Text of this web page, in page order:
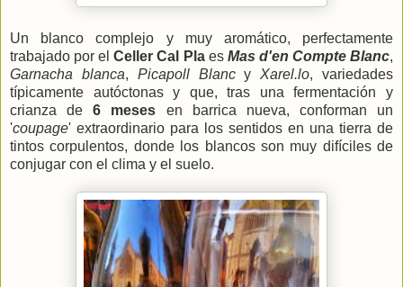
Un blanco complejo y muy aromático, perfectamente
trabajado por elCeller Cal Plaes Mas d'en Compte Blanc,
Garnacha blanca, Picapoll BlancyXarel.lo, variedades
típicamente autóctonas y que, tras una fermentación y
crianza de6 meses en barrica nueva, conforman un
'coupage' extraordinario para los sentidos en una tierra de
tintos corpulentos, donde los blancos son muy difíciles de
conjugar con el clima y el suelo.